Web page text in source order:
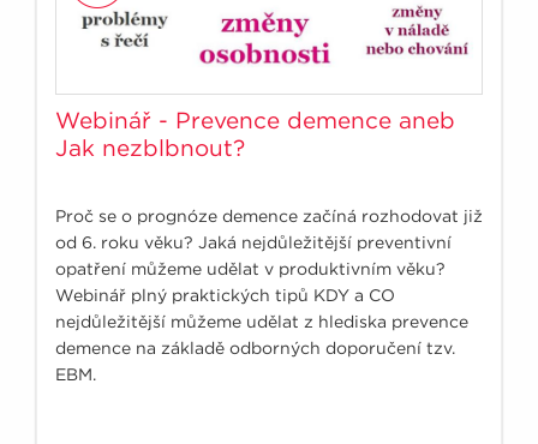
Webinář - Prevence demence aneb
Jak nezblbnout?
Proč se o prognóze demence začíná rozhodovat již
od 6. roku věku? Jaká nejdůležitější preventivní
opatření můžeme udělat v produktivním věku?
Webinář plný praktických tipů KDY a CO
nejdůležitější můžeme udělat z hlediska prevence
demence na základě odborných doporučení tzv.
EBM.